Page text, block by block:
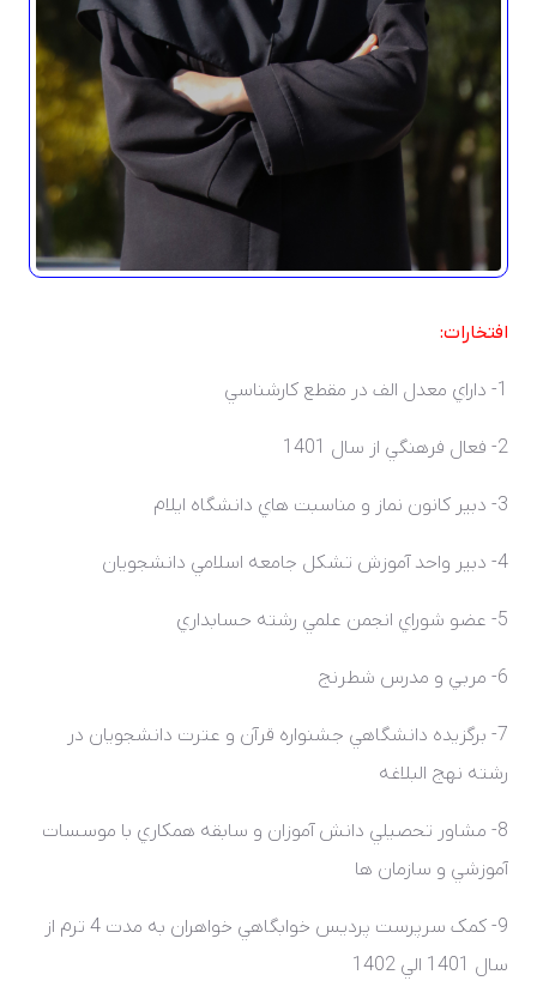
افتخارات:
1- داراي معدل الف در مقطع کارشناسي
2- فعال فرهنگي از سال 1401
3- دبير کانون نماز و مناسبت هاي دانشگاه ايلام
4- دبير واحد آموزش تشکل جامعه اسلامي دانشجويان
5- عضو شوراي انجمن علمي رشته حسابداري
6- مربي و مدرس شطرنج
7- برگزيده دانشگاهي جشنواره قرآن و عترت دانشجويان در
رشته نهج البلاغه
8- مشاور تحصيلي دانش آموزان و سابقه همکاري با موسسات
آموزشي و سازمان ها
9- کمک سرپرست پرديس خوابگاهي خواهران به مدت 4 ترم از
سال 1401 الي 1402